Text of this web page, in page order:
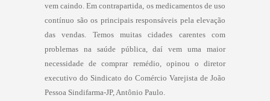
vem caindo. Em contrapartida, os medicamentos de uso
contínuo são os principais responsáveis pela elevação
das vendas. Temos muitas cidades carentes com
problemas na saúde pública, daí vem uma maior
necessidade de comprar remédio, opinou o diretor
executivo do Sindicato do Comércio Varejista de João
Pessoa Sindifarma-JP, Antônio Paulo.